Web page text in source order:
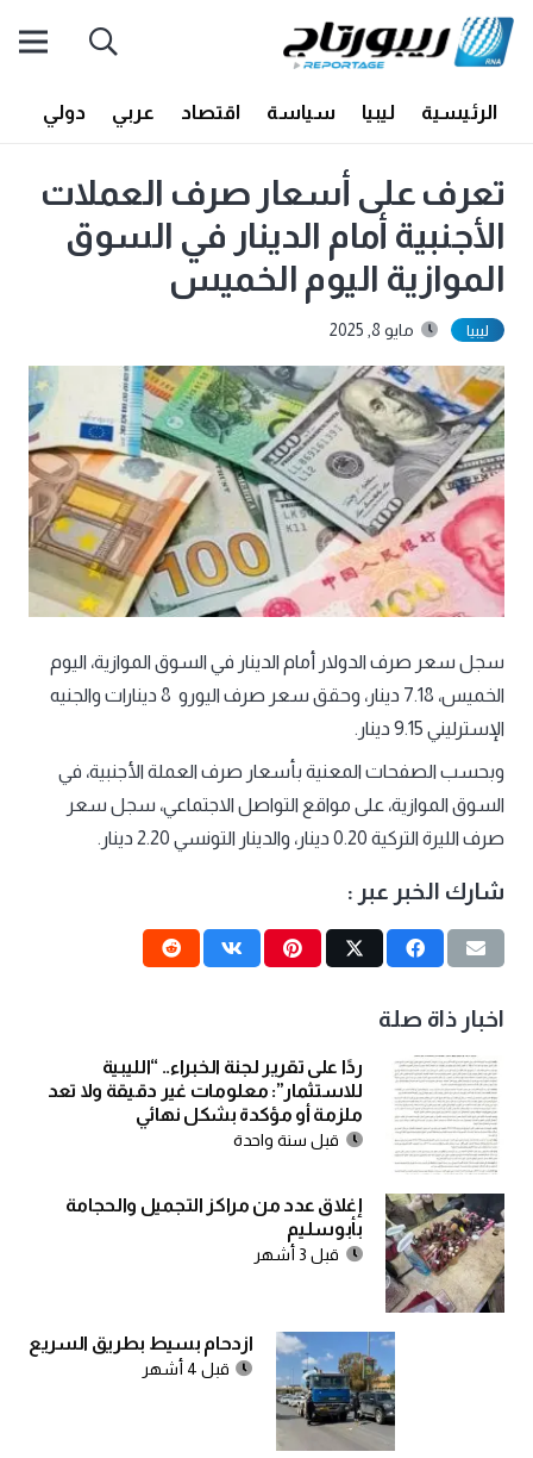
الرئيسية ليبيا سياسة اقتصاد عربي دولي
تعرف على أسعار صرف العملات
الأجنبية أمام الدينار في السوق
الموازية اليوم الخميس
ليبيا مايو 8, 2025
سجل سعر صرف الدولار أمام الدينار في السوق الموازية، اليوم
الخميس، 7.18 دينار، وحقق سعر صرف اليورو 8 دينارات والجنيه
الإسترليني 9.15 دينار.
وبحسب الصفحات المعنية بأسعار صرف العملة الأجنبية، في
السوق الموازية، على مواقع التواصل الاجتماعي، سجل سعر
صرف الليرة التركية 0.20 دينار، والدينار التونسي 2.20 دينار.
شارك الخبر عبر :
اخبار ذاة صلة
ردًا على تقرير لجنة الخبراء.. “الليبية
للاستثمار”: معلومات غير دقيقة ولا تعد
ملزمة أو مؤكدة بشكل نهائي
قبل سنة واحدة
إغلاق عدد من مراكز التجميل والحجامة
بأبوسليم
قبل 3 أشهر
ازدحام بسيط بطريق السريع
قبل 4 أشهر